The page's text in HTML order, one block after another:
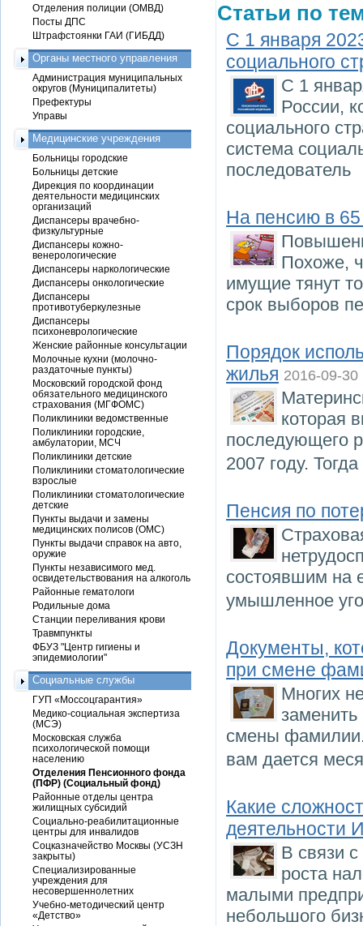
Статьи по
С 1 января
социального
С 1
России,
социального
система
последователь
На пенсию в 65
Похоже,
имущие тянут
срок выборов
Порядок
жилья 2016-09-30
которая
последующего
2007 году.
Пенсия по
состоявшим на
умышленное
Документы,
при смене
Многих
смены
вам дается
Какие
деятельности
В связи
роста
малыми
небольшого
Отделения полиции (ОМВД)
Посты ДПС
Штрафстоянки ГАИ (ГИБДД)
Органы местного управления
Администрация муниципальных
округов (Муниципалитеты)
Префектуры
Управы
Медицинские учреждения
Больницы городские
Больницы детские
Дирекция по координации
деятельности медицинских
организаций
Диспансеры врачебно-
физкультурные
Диспансеры кожно-
венерологические
Диспансеры наркологические
Диспансеры онкологические
Диспансеры
противотуберкулезные
Диспансеры
психоневрологические
Женские районные консультации
Молочные кухни (молочно-
раздаточные пункты)
Московский городской фонд
обязательного медицинского
страхования (МГФОМС)
Поликлиники ведомственные
Поликлиники городские,
амбулатории, МСЧ
Поликлиники детские
Поликлиники стоматологические
взрослые
Поликлиники стоматологические
детские
Пункты выдачи и замены
медицинских полисов (ОМС)
Пункты выдачи справок на авто,
оружие
Пункты независимого мед.
освидетельствования на алкоголь
Районные гематологи
Родильные дома
Станции переливания крови
Травмпункты
ФБУЗ "Центр гигиены и
эпидемиологии"
Социальные службы
ГУП «Моссоцгарантия»
Медико-социальная экспертиза
(МСЭ)
Московская служба
психологической помощи
населению
Отделения Пенсионного фонда
(ПФР) (Социальный фонд)
Районные отделы центра
жилищных субсидий
Социально-реабилитационные
центры для инвалидов
Соцказначейство Москвы (УСЗН
закрыты)
Специализированные
учреждения для
несовершеннолетних
Учебно-методический центр
«Детство»